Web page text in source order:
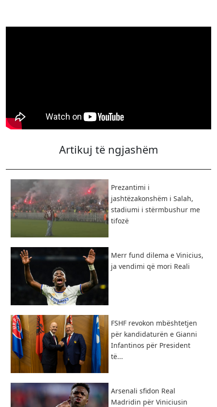
Artikuj të ngjashëm
Prezantimi i
jashtëzakonshëm i Salah,
stadiumi i stërmbushur me
tifozë
Merr fund dilema e Vinicius,
ja vendimi që mori Reali
FSHF revokon mbështetjen
për kandidaturën e Gianni
Infantinos për President
të...
​Arsenali sfidon Real
Madridin për Viniciusin